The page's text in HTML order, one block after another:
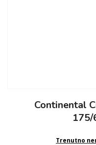
Continental
Trenutno